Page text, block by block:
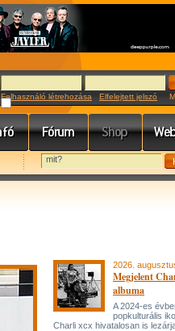
Felhasználó létrehozása Elfelejtett jelszó
2026.
Megjelent
albuma
A 2024-es
popkulturális
Charli xcx hivatalosan is